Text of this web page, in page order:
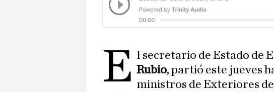
E l secretario de Estado de
Rubio, partió este jueves
ministros de Exteriores